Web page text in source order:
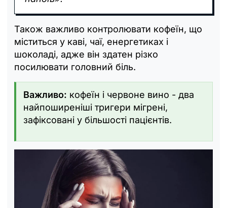
Також важливо контролювати кофеїн, що
міститься у каві, чаї, енергетиках і
шоколаді, адже він здатен різко
посилювати головний біль.
Важливо: кофеїн і червоне вино - два
найпоширеніші тригери мігрені,
зафіксовані у більшості пацієнтів.